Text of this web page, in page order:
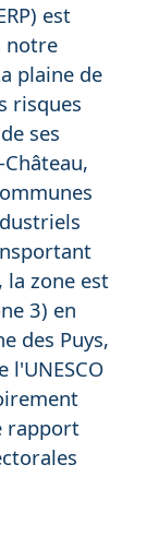
est
notre
plaine de
risques
ses
la zone est
3) en
des Puys,
l'UNESCO
rapport